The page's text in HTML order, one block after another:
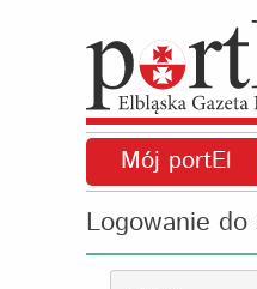
Mój portEl
Logowanie do